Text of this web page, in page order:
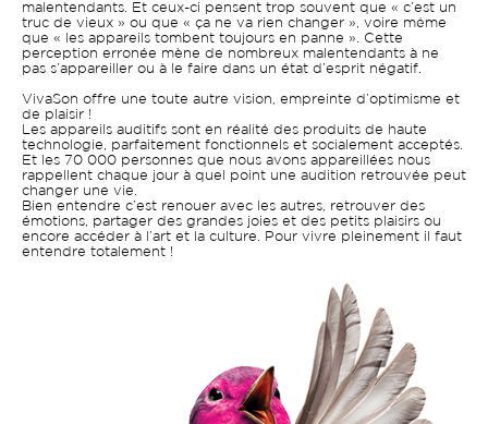
malentendants. Et ceux-ci pensent trop souvent que « c’est un
truc de vieux » ou que « ça ne va rien changer », voire même
que « les appareils tombent toujours en panne ». Cette
perception erronée mène de nombreux malentendants à ne
pas s’appareiller ou à le faire dans un état d’esprit négatif.
VivaSon offre une toute autre vision, empreinte d’optimisme et
de plaisir !
Les appareils auditifs sont en réalité des produits de haute
technologie, parfaitement fonctionnels et socialement acceptés.
Et les 70 000 personnes que nous avons appareillées nous
rappellent chaque jour à quel point une audition retrouvée peut
changer une vie.
Bien entendre c’est renouer avec les autres, retrouver des
émotions, partager des grandes joies et des petits plaisirs ou
encore accéder à l’art et la culture. Pour vivre pleinement il faut
entendre totalement !